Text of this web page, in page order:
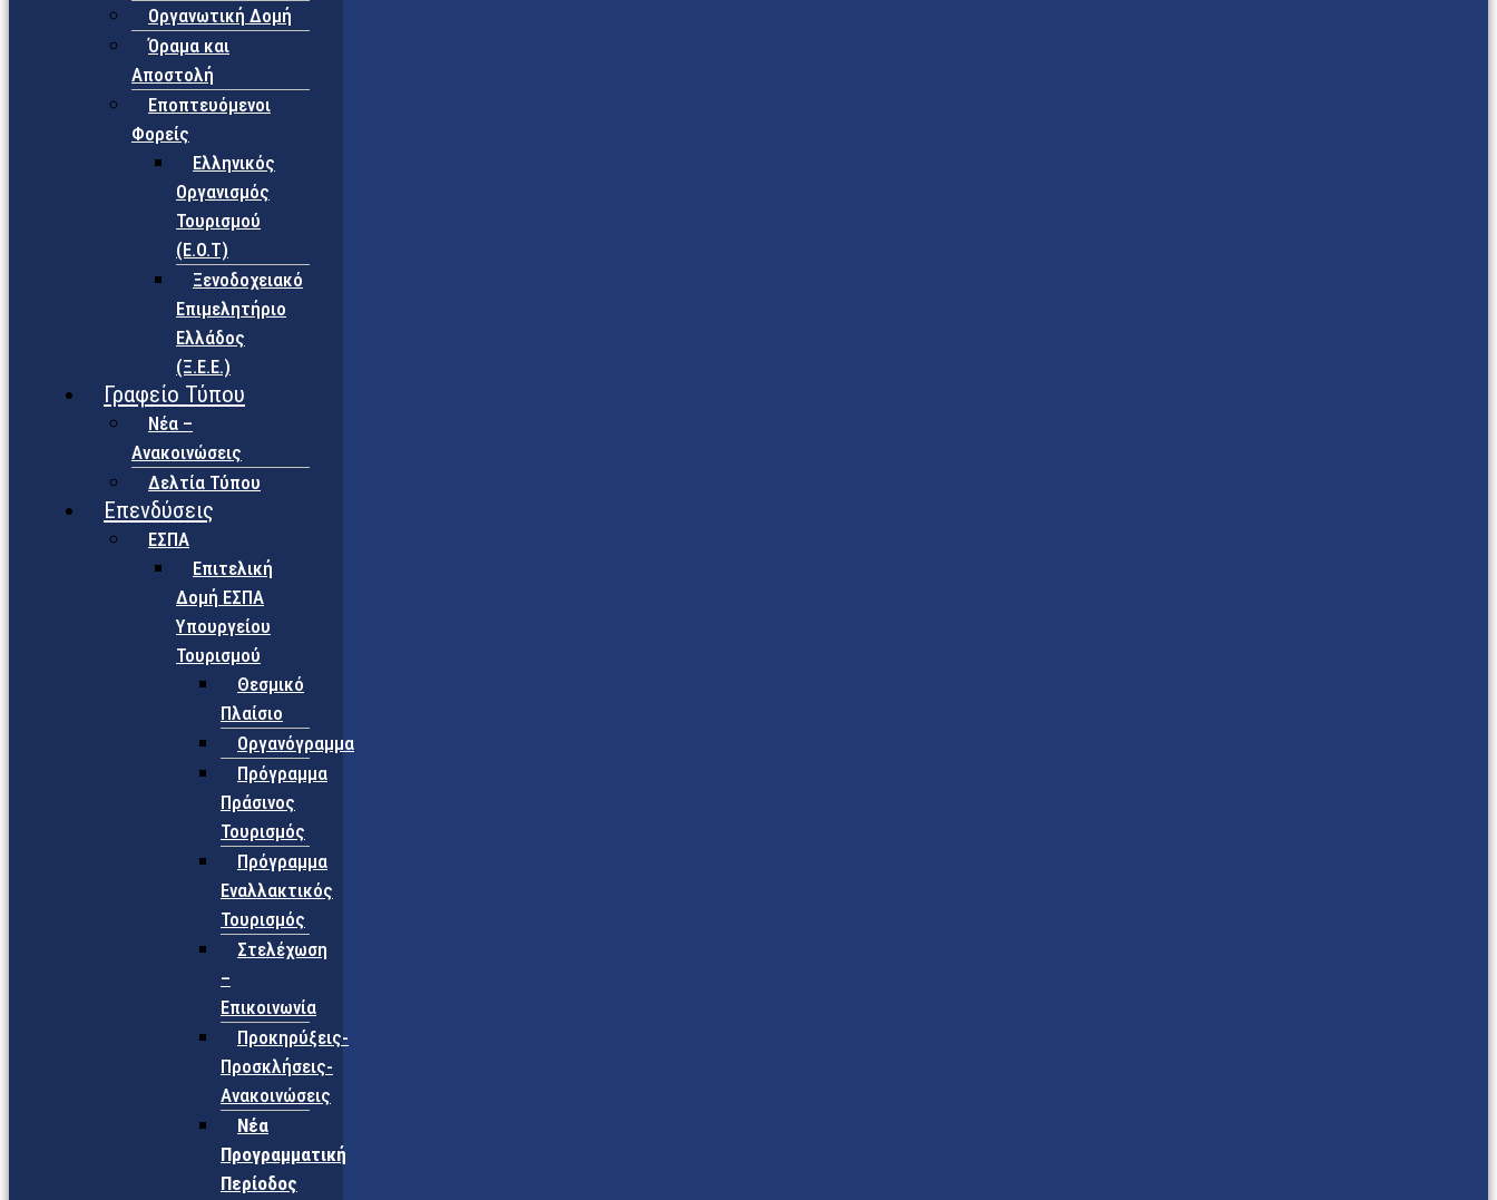
Οργανωτική Δομή
Όραμα και
Αποστολή
Εποπτευόμενοι
Φορείς
Eλληνικός
Οργανισμός
Τουρισμού
(Ε.Ο.Τ)
Ξενοδοχειακό
Επιμελητήριο
Ελλάδος
(Ξ.Ε.Ε.)
Γραφείο Τύπου
Νέα –
Ανακοινώσεις
Δελτία Τύπου
Επενδύσεις
ΕΣΠΑ
Επιτελική
Δομή ΕΣΠΑ
Υπουργείου
Τουρισμού
Θεσμικό
Πλαίσιο
Οργανόγραμμα
Πρόγραμμα
Πράσινος
Τουρισμός
Πρόγραμμα
Εναλλακτικός
Τουρισμός
Στελέχωση
–
Επικοινωνία
Προκηρύξεις-
Προσκλήσεις-
Ανακοινώσεις
Νέα
Προγραμματική
Περίοδος